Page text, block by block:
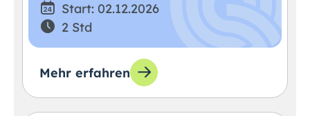
Start: 02.12.2026
2 Std
Mehr erfahren